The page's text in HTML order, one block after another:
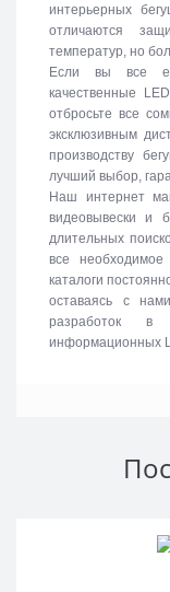
интерьерных
отличаются
температур, но
Если вы все
качественные
отбросьте все
эксклюзивным
производству
лучший выбор,
Наш интернет
видеовывески и
длительных
все
каталоги
оставаясь с
разработок в
информационных